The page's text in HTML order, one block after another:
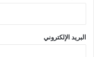
البريد الإلكتروني